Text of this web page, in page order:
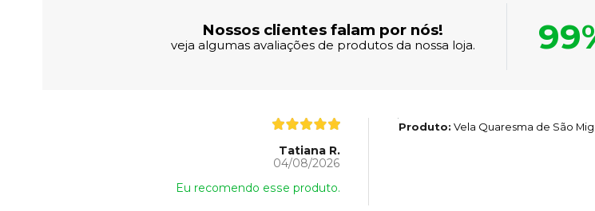
Nossos clientes falam por nós!
veja algumas avaliações de produtos da nossa loja.
Tatiana R.
04/08/2026
Eu recomendo esse produto.
Produto: Vela Quaresma de São